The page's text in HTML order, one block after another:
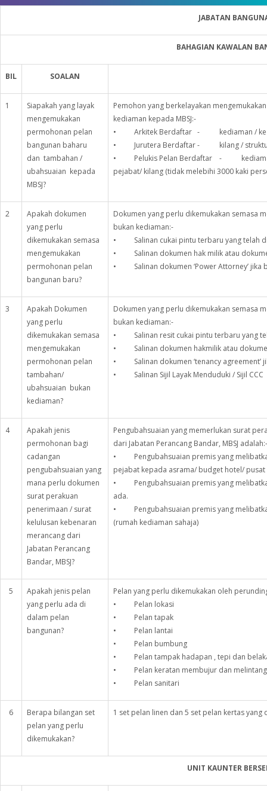
JABATAN
BAHAGIAN KAWALAN
BIL SOALAN
1
Siapakah yang layak
mengemukakan
permohonan pelan
bangunan baharu
dan tambahan /
ubahsuaian kepada
MBSJ?
Pemohon yang berkelayakan
kediaman kepada MBSJ:-
• Arkitek Berdaftar - kediaman /
• Jurutera Berdaftar - kilang / struktur
• Pelukis Pelan Berdaftar -
pejabat/ kilang (tidak melebihi 3000 kaki
2
Apakah dokumen
yang perlu
dikemukakan semasa
mengemukakan
permohonan pelan
bangunan baru?
Dokumen yang perlu dikemukakan semasa
bukan kediaman:-
• Salinan cukai pintu terbaru yang telah
• Salinan dokumen hak milik atau
• Salinan dokumen ‘Power Attorney’ jika
3
Apakah Dokumen
yang perlu
dikemukakan semasa
mengemukakan
permohonan pelan
tambahan/
ubahsuaian bukan
kediaman?
Dokumen yang perlu dikemukakan semasa
bukan kediaman:-
• Salinan resit cukai pintu terbaru yang
• Salinan dokumen hakmilik atau
• Salinan dokumen ‘tenancy agreement’
• Salinan Sijil Layak Menduduki / Sijil CCC
4
Apakah jenis
permohonan bagi
cadangan
pengubahsuaian yang
mana perlu dokumen
surat perakuan
penerimaan / surat
kelulusan kebenaran
merancang dari
Jabatan Perancang
Bandar, MBSJ?
Pengubahsuaian yang memerlukan surat
dari Jabatan Perancang Bandar, MBSJ adalah:-
• Pengubahsuaian premis yang
pejabat kepada asrama/ budget hotel/ pusat
• Pengubahsuaian premis yang
ada.
• Pengubahsuaian premis yang
(rumah kediaman sahaja)
5
Apakah jenis pelan
yang perlu ada di
dalam pelan
bangunan?
Pelan yang perlu dikemukakan oleh
• Pelan lokasi
• Pelan tapak
• Pelan lantai
• Pelan bumbung
• Pelan tampak hadapan , tepi dan
• Pelan keratan membujur dan melintang
• Pelan sanitari
6
Berapa bilangan set
pelan yang perlu
dikemukakan?
1 set pelan linen dan 5 set pelan kertas yang
UNIT KAUNTER